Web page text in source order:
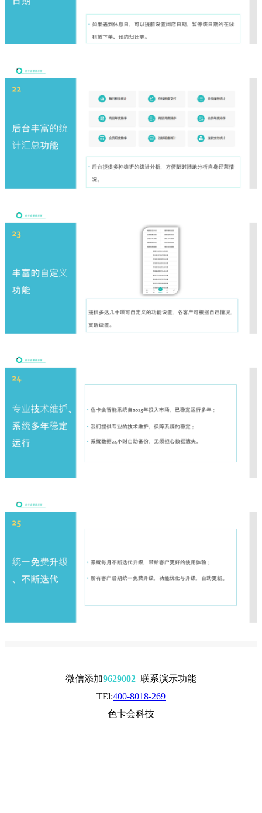
微信添加9629002 联系演示功能
TEl:400-8018-269
色卡会科技